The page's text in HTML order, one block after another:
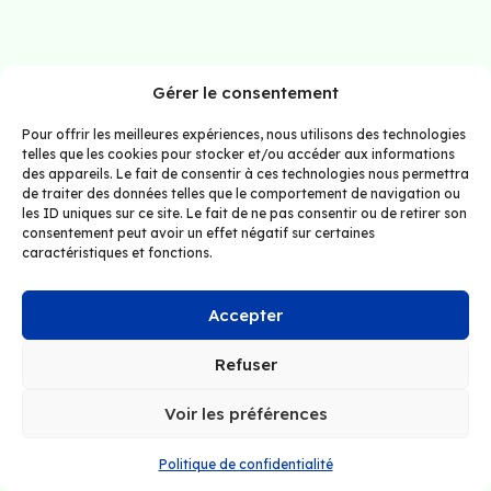
Gérer le consentement
Pour offrir les meilleures expériences, nous utilisons des technologies
telles que les cookies pour stocker et/ou accéder aux informations
des appareils. Le fait de consentir à ces technologies nous permettra
de traiter des données telles que le comportement de navigation ou
les ID uniques sur ce site. Le fait de ne pas consentir ou de retirer son
consentement peut avoir un effet négatif sur certaines
caractéristiques et fonctions.
Accepter
Refuser
Voir les préférences
Politique de confidentialité